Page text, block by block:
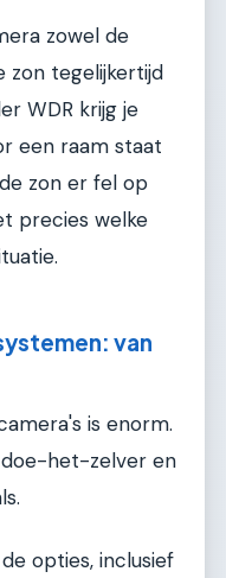
zowel de
zon tegelijkertijd
WDR krijg je
een raam staat
zon er fel op
precies welke
van
is enorm.
het-zelver en
opties, inclusief